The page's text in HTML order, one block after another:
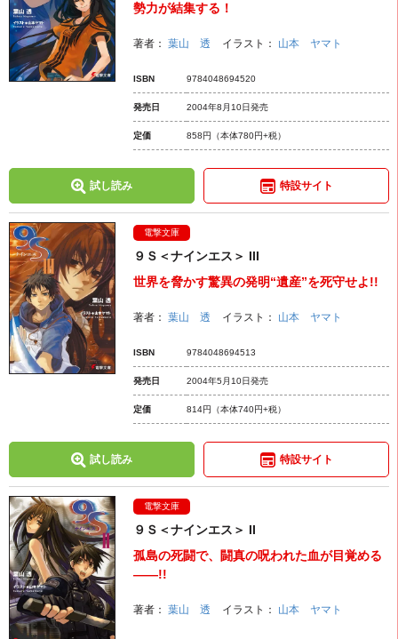
勢力が結集する！
著者： 葉山 透 イラスト： 山本 ヤマト
ISBN 9784048694520
発売日 2004年8月10日発売
定価 858円 （本体780円+税）
試し読み 特設サイト
電撃文庫
９Ｓ＜ナインエス＞ III
世界を脅かす驚異の発明“遺産”を死守せよ!!
著者： 葉山 透 イラスト： 山本 ヤマト
ISBN 9784048694513
発売日 2004年5月10日発売
定価 814円 （本体740円+税）
試し読み 特設サイト
電撃文庫
９Ｓ＜ナインエス＞ II
孤島の死闘で、闘真の呪われた血が目覚める
――!!
著者： 葉山 透 イラスト： 山本 ヤマト